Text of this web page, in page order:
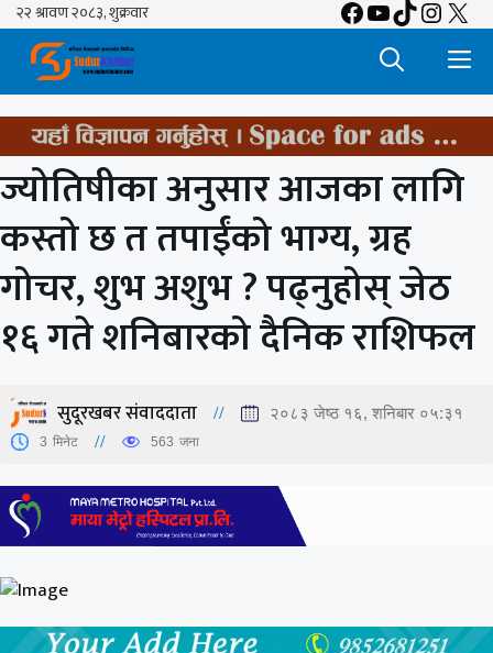
Skip
content
Facebook
YouTube
TikTok
X
ज्योतिषीका अनुसार आजका लागि
कस्तो छ त तपाईंको भाग्य, ग्रह
गोचर, शुभ अशुभ ? पढ्नुहोस् जेठ
१६ गते शनिबारको दैनिक राशिफल
सुदूरखबर संवाददाता २०८३ जेष्ठ १६, शनिबार ०५:३१
3 मिनेट 563 जना